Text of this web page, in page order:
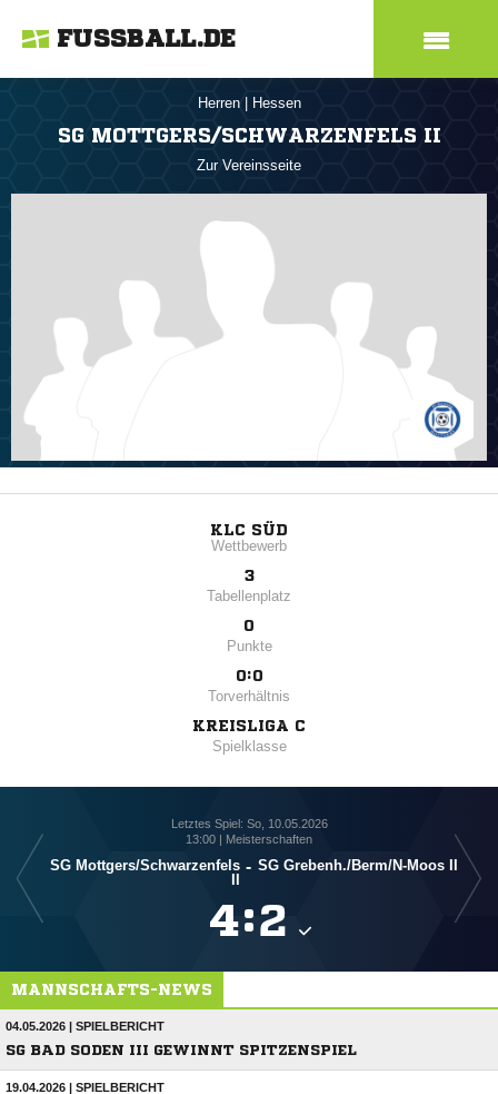
FUSSBALL.DE
Herren Hessen
SG MOTTGERS/SCHWARZENFELS II
Zur Vereinsseite
KLC SÜD
Wettbewerb
3
Tabellenplatz
0
Punkte
0:0
Torverhältnis
KREISLIGA C
Spielklasse
Letztes Spiel: So, 10.05.2026
13:00 | Meisterschaften
SG Mottgers/​Schwarzenfels - SG Grebenh./​Berm/​N-Moos II
:
SG
MANNSCHAFTS-NEWS
04.05.2026 | SPIELBERICHT
SG BAD SODEN III GEWINNT SPITZENSPIEL
19.04.2026 | SPIELBERICHT